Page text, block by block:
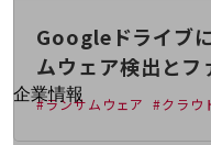
別ウィンドウで開きます
企業情報
Googleドライブ
ムウェア検出と
#ランサムウェア #クラウ